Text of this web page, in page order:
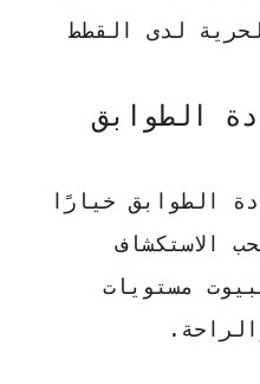
لدى القطط
الطوابق
الطوابق خيارًا
الاستكشاف
مستويات